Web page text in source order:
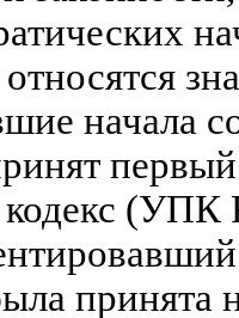
начала
кодекс (УПК
принята